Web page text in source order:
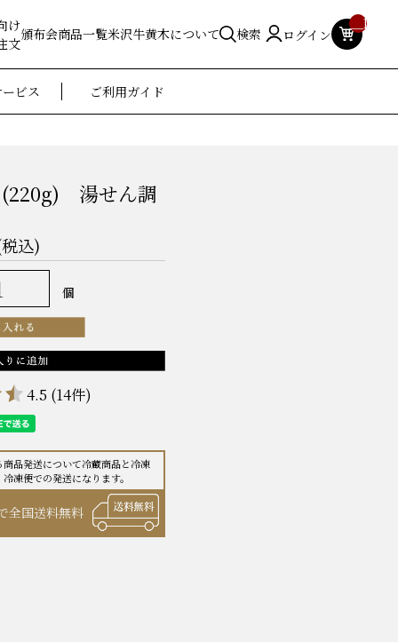
け
文
頒布会商品一覧米沢牛黄木について 検索 ログイン
ビス ご利用ガイド
(220g) 湯せん調
込)
個
4.5 (14件)
品発送について冷蔵商品と冷凍
凍便での発送になります。
全国送料無料